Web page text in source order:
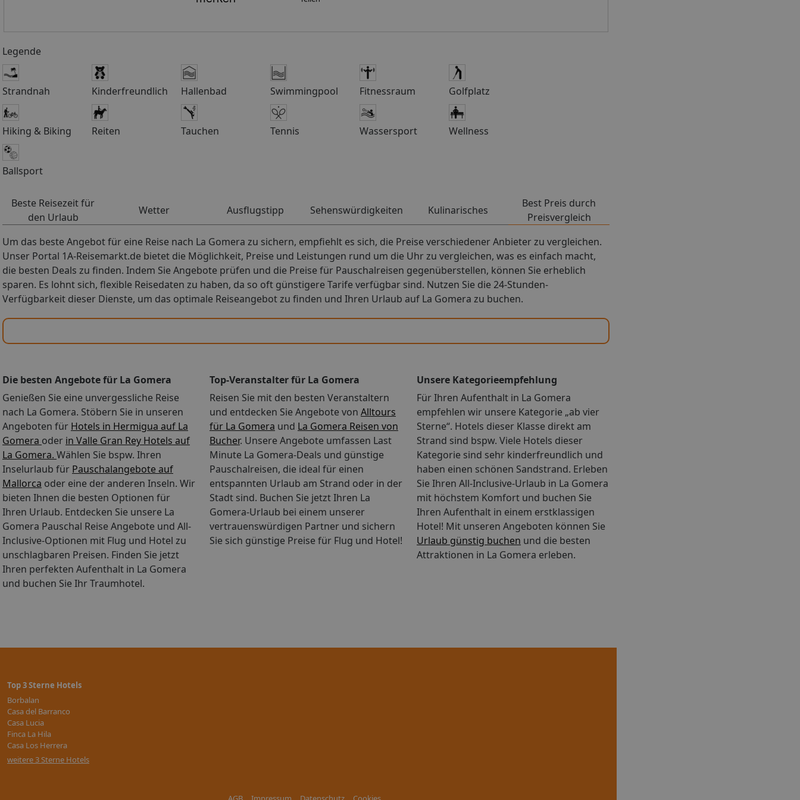
unsere Reservierung.***Weiterer Hinweis: Finca-Gäste gestalten Ihre Ferien individuell und sind oft
unterwegs. Deshalb werden regelmäßige Sprechstunden der Reiseleiter nicht durchgeführt. Vielmehr hat
jeder Reisende die Möglichkeit, bei Bedarf telefonisch einen Termin zu vereinbaren. Die Kategorisierung
einer Finca gilt nur als grobe Orientierung, da die Ausstattung individuell ist und nicht über die
Serviceleistungen eines Hotels verfügt!Für Pauschalreisen oder Nur-Hotel Buchungen, die einen Transfer
über schauinsland-reisen gebucht haben, gilt:Bei späten Anreisen bzw. frühen Abreisen kann es zu einer
Legende
Strandnah Kinderfreundlich Hallenbad Swimmingpool Fitnessraum Golfplatz
Hiking & Biking Reiten Tauchen Tennis Wassersport Wellness
Ballsport
Beste Reisezeit für
den Urlaub
Wetter Ausflugstipp Sehenswürdigkeiten Kulinarisches
Best Preis durch
Preisvergleich
Um das beste Angebot für eine Reise nach La Gomera zu sichern, empfiehlt es sich, die Preise verschiedener Anbieter zu vergleichen.
Unser Portal 1A-Reisemarkt.de bietet die Möglichkeit, Preise und Leistungen rund um die Uhr zu vergleichen, was es einfach macht,
die besten Deals zu finden. Indem Sie Angebote prüfen und die Preise für Pauschalreisen gegenüberstellen, können Sie erheblich
sparen. Es lohnt sich, flexible Reisedaten zu haben, da so oft günstigere Tarife verfügbar sind. Nutzen Sie die 24-Stunden-
Verfügbarkeit dieser Dienste, um das optimale Reiseangebot zu finden und Ihren Urlaub auf La Gomera zu buchen.
Die besten Angebote für La Gomera
Genießen Sie eine unvergessliche Reise
nach La Gomera. Stöbern Sie in unseren
Angeboten für Hotels in Hermigua auf La
Gomera oder in Valle Gran Rey Hotels auf
La Gomera. Wählen Sie bspw. Ihren
Inselurlaub für Pauschalangebote auf
Mallorca oder eine der anderen Inseln. Wir
bieten Ihnen die besten Optionen für
Ihren Urlaub. Entdecken Sie unsere La
Gomera Pauschal Reise Angebote und All-
Inclusive-Optionen mit Flug und Hotel zu
unschlagbaren Preisen. Finden Sie jetzt
Ihren perfekten Aufenthalt in La Gomera
und buchen Sie Ihr Traumhotel.
Top-Veranstalter für La Gomera
Reisen Sie mit den besten Veranstaltern
und entdecken Sie Angebote von Alltours
für La Gomera und La Gomera Reisen von
Bucher. Unsere Angebote umfassen Last
Minute La Gomera-Deals und günstige
Pauschalreisen, die ideal für einen
entspannten Urlaub am Strand oder in der
Stadt sind. Buchen Sie jetzt Ihren La
Gomera-Urlaub bei einem unserer
vertrauenswürdigen Partner und sichern
Sie sich günstige Preise für Flug und Hotel!
Unsere Kategorieempfehlung
Für Ihren Aufenthalt in La Gomera
empfehlen wir unsere Kategorie „ab vier
Sterne“. Hotels dieser Klasse direkt am
Strand sind bspw. Viele Hotels dieser
Kategorie sind sehr kinderfreundlich und
haben einen schönen Sandstrand. Erleben
Sie Ihren All-Inclusive-Urlaub in La Gomera
mit höchstem Komfort und buchen Sie
Ihren Aufenthalt in einem erstklassigen
Hotel! Mit unseren Angeboten können Sie
Urlaub günstig buchen und die besten
Attraktionen in La Gomera erleben.
Top 3 Sterne Hotels
Borbalan
Casa del Barranco
Casa Lucia
Finca La Hila
Casa Los Herrera
weitere 3 Sterne Hotels